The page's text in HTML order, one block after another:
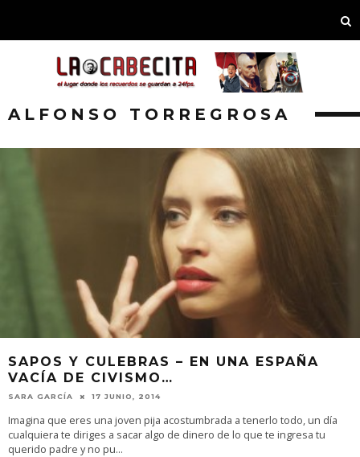
ALFONSO TORREGROSA
SAPOS Y CULEBRAS – EN UNA ESPAÑA
VACÍA DE CIVISMO…
SARA GARCÍA 17 JUNIO, 2014
Imagina que eres una joven pija acostumbrada a tenerlo todo, un día
cualquiera te diriges a sacar algo de dinero de lo que te ingresa tu
querido padre y no pu...